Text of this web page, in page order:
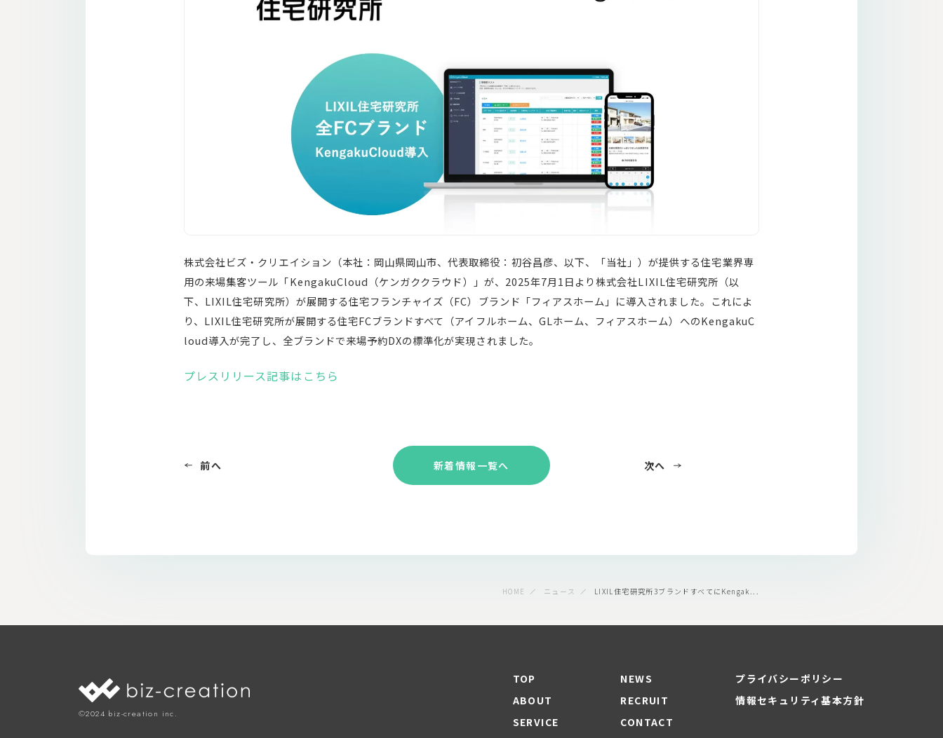
株式会社ビズ・クリエイション（本社：岡⼭県岡⼭市、代表取締役：初⾕昌彦、以下、「当社」）が提供する住宅業界専
⽤の来場集客ツール「KengakuCloud（ケンガククラウド）」が、2025年7月1日より株式会社LIXIL住宅研究所（以
下、LIXIL住宅研究所）が展開する住宅フランチャイズ（FC）ブランド「フィアスホーム」に導入されました。これによ
り、LIXIL住宅研究所が展開する住宅FCブランドすべて（アイフルホーム、GLホーム、フィアスホーム）へのKengakuC
loud導入が完了し、全ブランドで来場予約DXの標準化が実現されました。
プレスリリース記事はこちら
前へ 新着情報一覧へ 次へ
HOME ニュース LIXIL住宅研究所3ブランドすべてにKengak...
©︎2024 biz-creation inc.
TOP
ABOUT
SERVICE
NEWS
RECRUIT
CONTACT
プライバシーポリシー
情報セキュリティ基本方針